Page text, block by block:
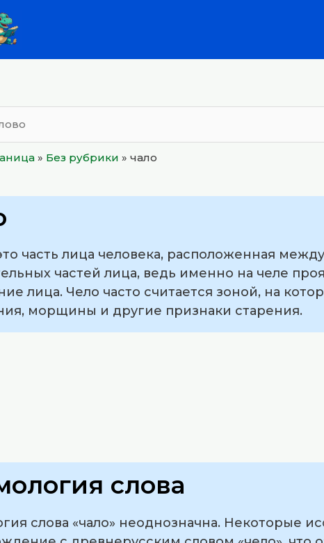
» Без рубрики » чало
часть лица человека, расположенная
частей лица, ведь именно на челе
лица. Чело часто считается зоной, на
морщины и другие признаки старения.
слова
слова «чало» неоднозначна. Некоторые